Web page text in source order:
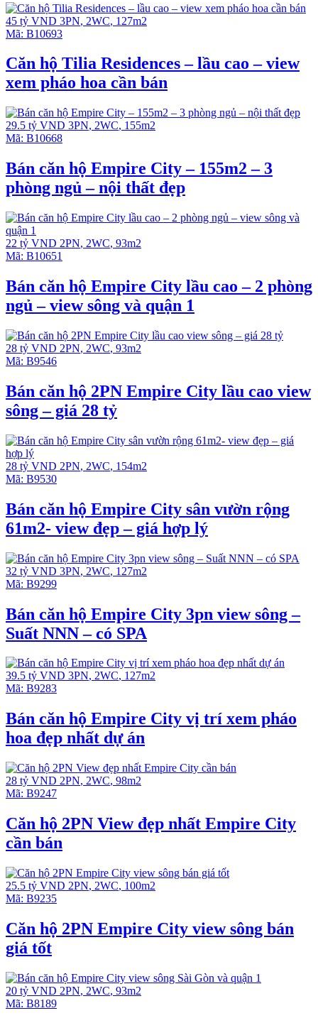
45 tỷ VND 3PN, 2WC, 127m2
Mã: B10693
Căn hộ Tilia Residences – lầu cao – view
xem pháo hoa cần bán
29.5 tỷ VND 3PN, 2WC, 155m2
Mã: B10668
Bán căn hộ Empire City – 155m2 – 3
phòng ngủ – nội thất đẹp
22 tỷ VND 2PN, 2WC, 93m2
Mã: B10651
Bán căn hộ Empire City lầu cao – 2 phòng
ngủ – view sông và quận 1
28 tỷ VND 2PN, 2WC, 93m2
Mã: B9546
Bán căn hộ 2PN Empire City lầu cao view
sông – giá 28 tỷ
28 tỷ VND 2PN, 2WC, 154m2
Mã: B9530
Bán căn hộ Empire City sân vườn rộng
61m2- view đẹp – giá hợp lý
32 tỷ VND 3PN, 2WC, 127m2
Mã: B9299
Bán căn hộ Empire City 3pn view sông –
Suất NNN – có SPA
39.5 tỷ VND 3PN, 2WC, 127m2
Mã: B9283
Bán căn hộ Empire City vị trí xem pháo
hoa đẹp nhất dự án
28 tỷ VND 2PN, 2WC, 98m2
Mã: B9247
Căn hộ 2PN View đẹp nhất Empire City
cần bán
25.5 tỷ VND 2PN, 2WC, 100m2
Mã: B9235
Căn hộ 2PN Empire City view sông bán
giá tốt
20 tỷ VND 2PN, 2WC, 93m2
Mã: B8189